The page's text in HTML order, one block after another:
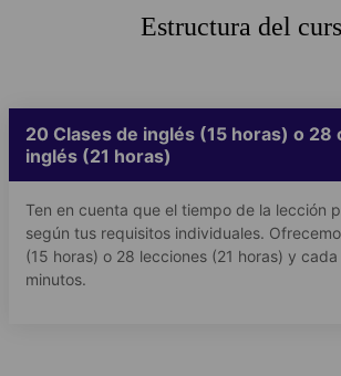
Estructura del
20 Clases de inglés (15 horas) o 28
inglés (21 horas)
Ten en cuenta que el tiempo de la lección
según tus requisitos individuales.
(15 horas) o 28 lecciones (21 horas) y
minutos.